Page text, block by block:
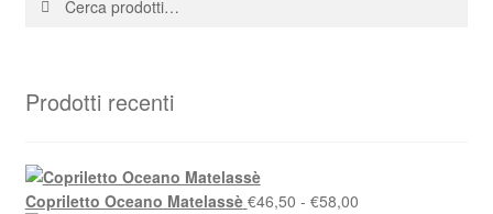
Prodotti recenti
Copriletto Oceano Matelassè €46,50 - €58,00Fascia